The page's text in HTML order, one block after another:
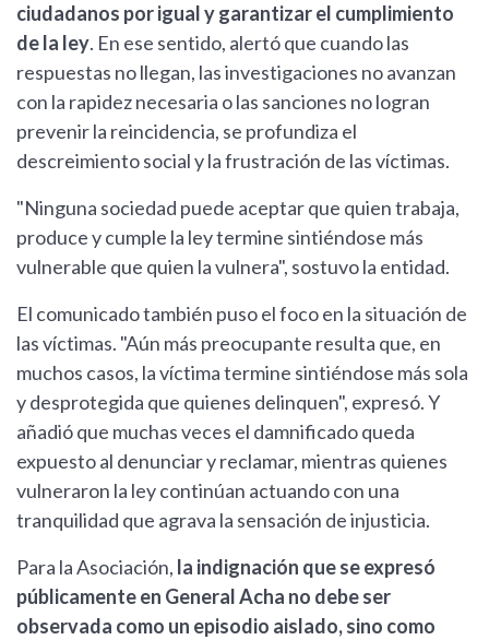
ciudadanos por igual y garantizar el cumplimiento
de la ley. En ese sentido, alertó que cuando las
respuestas no llegan, las investigaciones no avanzan
con la rapidez necesaria o las sanciones no logran
prevenir la reincidencia, se profundiza el
descreimiento social y la frustración de las víctimas.
"Ninguna sociedad puede aceptar que quien trabaja,
produce y cumple la ley termine sintiéndose más
vulnerable que quien la vulnera", sostuvo la entidad.
El comunicado también puso el foco en la situación de
las víctimas. "Aún más preocupante resulta que, en
muchos casos, la víctima termine sintiéndose más sola
y desprotegida que quienes delinquen", expresó. Y
añadió que muchas veces el damnificado queda
expuesto al denunciar y reclamar, mientras quienes
vulneraron la ley continúan actuando con una
tranquilidad que agrava la sensación de injusticia.
Para la Asociación, la indignación que se expresó
públicamente en General Acha no debe ser
observada como un episodio aislado, sino como